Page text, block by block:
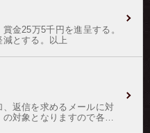
同業他社との兼業に類す
お客様各位、並びにホス
致しまして、申し訳御座い
らぬご愛顧のほどを御願い
金25万5千円を進呈する。
とする。以上
返信を求めるメールに対
対象となりますので各